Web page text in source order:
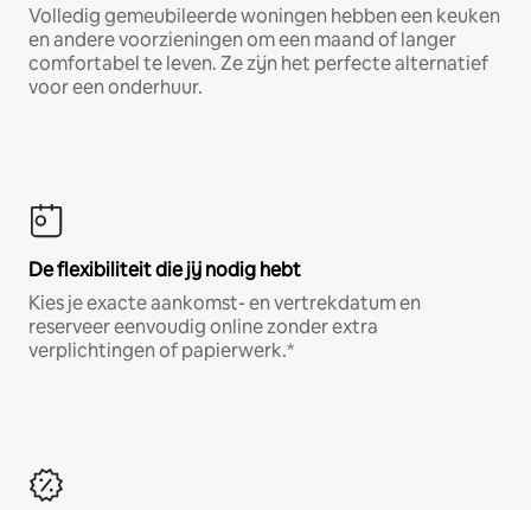
Volledig gemeubileerde woningen hebben een keuken
en andere voorzieningen om een maand of langer
comfortabel te leven. Ze zijn het perfecte alternatief
voor een onderhuur.
De flexibiliteit die jij nodig hebt
Kies je exacte aankomst- en vertrekdatum en
reserveer eenvoudig online zonder extra
verplichtingen of papierwerk.*